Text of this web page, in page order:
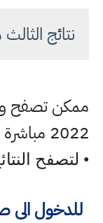
نتائج الثالث متوسط
ممكن تصفح
2022 مباشرة عبر موقعنا ادناه
• لتصفح
للدخول الى